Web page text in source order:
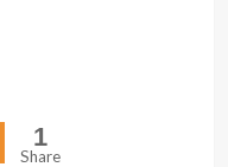
1
Share